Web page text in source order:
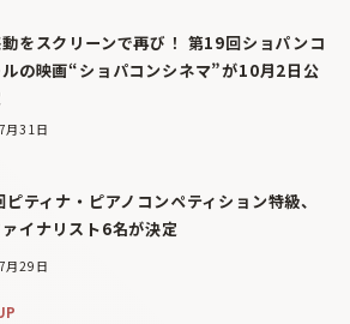
をスクリーンで再び！ 第19回ショパンコ
ルの映画“ショパコンシネマ”が10月2日公
月31日
ティナ・ピアノコンペティション特級、
イナリスト6名が決定
月29日